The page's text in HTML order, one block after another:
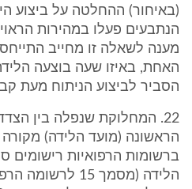
(באיחור) ההחלטה על ביצוע
הנתבעים פעלו במהירות
מענה לשאלה זו מחייב
האחת, באיזו שעה בוצעה
הסביר לביצוע הניתוח מעת
22. המחלוקת שנפלה בין
הראשונה (מועד הלידה) מקורה
ברשומות הרפואיות רישומים
הלידה (מסמך 15